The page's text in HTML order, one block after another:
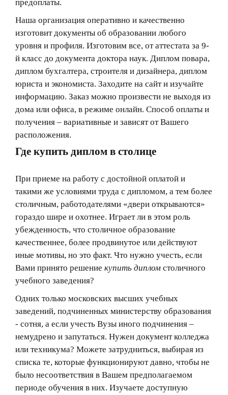
предоплаты.
Наша организация оперативно и качественно
изготовит документы об образовании любого
уровня и профиля. Изготовим все, от аттестата за 9-
й класс до документа доктора наук. Диплом повара,
диплом бухгалтера, строителя и дизайнера, диплом
юриста и экономиста. Заходите на сайт и изучайте
информацию. Заказ можно произвести не выходя из
дома или офиса, в режиме онлайн. Способ оплаты и
получения – вариативные и зависят от Вашего
расположения.
Где купить диплом в столице
При приеме на работу с достойной оплатой и
такими же условиями труда с дипломом, а тем более
столичным, работодателями «двери открываются»
гораздо шире и охотнее. Играет ли в этом роль
убежденность, что столичное образование
качественнее, более продвинутое или действуют
иные мотивы, но это факт. Что нужно учесть, если
Вами принято решение купить диплом столичного
учебного заведения?
Одних только московских высших учебных
заведений, подчиненных министерству образования
- сотня, а если учесть Вузы иного подчинения –
немудрено и запутаться. Нужен документ колледжа
или техникума? Можете затрудниться, выбирая из
списка те, которые функционируют давно, чтобы не
было несоответствия в Вашем предполагаемом
периоде обучения в них. Изучаете доступную